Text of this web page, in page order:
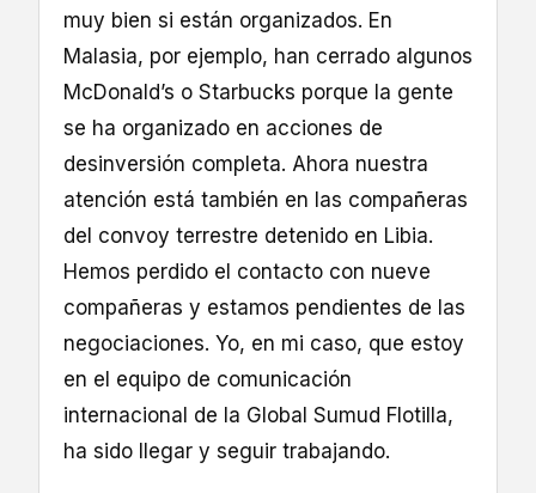
muy bien si están organizados. En
Malasia, por ejemplo, han cerrado algunos
McDonald’s o Starbucks porque la gente
se ha organizado en acciones de
desinversión completa. Ahora nuestra
atención está también en las compañeras
del convoy terrestre detenido en Libia.
Hemos perdido el contacto con nueve
compañeras y estamos pendientes de las
negociaciones. Yo, en mi caso, que estoy
en el equipo de comunicación
internacional de la Global Sumud Flotilla,
ha sido llegar y seguir trabajando.